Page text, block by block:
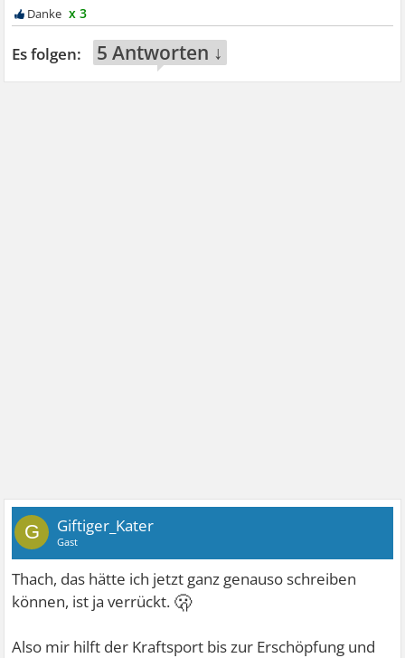
x 3
5 Antworten ↓
G Giftiger_Kater
Gast
Thach, das hätte ich jetzt ganz genauso schreiben
können, ist ja verrückt. 🫢
Also mir hilft der Kraftsport bis zur Erschöpfung und